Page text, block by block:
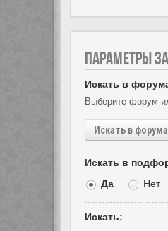
ПАРАМЕТРЫ
Искать в
Выберите форум
Искать в
Искать в
Да
Нет
Искать: